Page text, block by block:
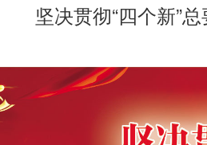
坚决贯彻“四个新”